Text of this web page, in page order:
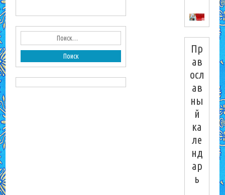
Пр
ав
осл
ав
ны
й
ка
ле
нд
ар
ь